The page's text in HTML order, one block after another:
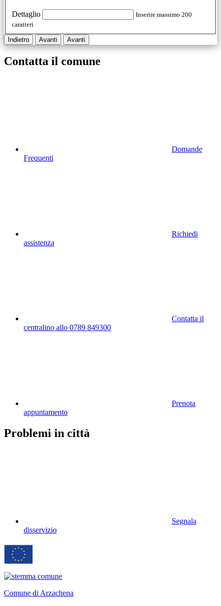
Dettaglio
Inserire massimo 200
caratteri
Indietro Avanti Avanti
Contatta il comune
Domande
Frequenti
Richiedi
assistenza
Contatta il
centralino allo 0789 849300
Prenota
appuntamento
Problemi in città
Segnala
disservizio
Comune di Arzachena